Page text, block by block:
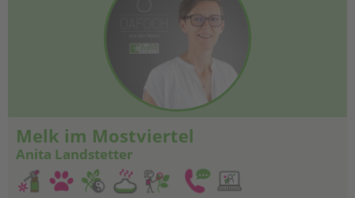
Melk im Mostviertel
Anita Landstetter